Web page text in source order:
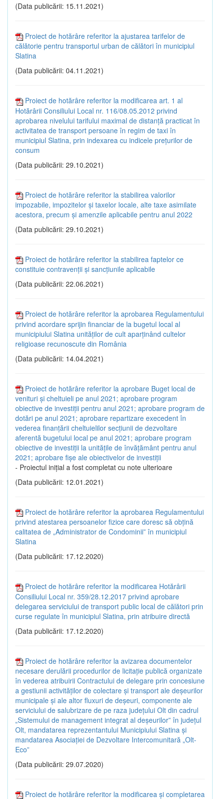
(Data publicării: 15.11.2021)
Proiect de hotărâre referitor la ajustarea tarifelor de
călătorie pentru transportul urban de călători în municipiul
Slatina
(Data publicării: 04.11.2021)
Proiect de hotărâre referitor la modificarea art. 1 al
Hotărârii Consiliului Local nr. 116/08.05.2012 privind
aprobarea nivelului tarifului maximal de distanță practicat în
activitatea de transport persoane în regim de taxi în
municipiul Slatina, prin indexarea cu indicele prețurilor de
consum
(Data publicării: 29.10.2021)
Proiect de hotărâre referitor la stabilirea valorilor
impozabile, impozitelor și taxelor locale, alte taxe asimilate
acestora, precum și amenzile aplicabile pentru anul 2022
(Data publicării: 29.10.2021)
Proiect de hotărâre referitor la stabilirea faptelor ce
constituie contravenții și sancțiunile aplicabile
(Data publicării: 22.06.2021)
Proiect de hotărâre referitor la aprobarea Regulamentului
privind acordare sprijin financiar de la bugetul local al
municipiului Slatina unităților de cult aparținând cultelor
religioase recunoscute din România
(Data publicării: 14.04.2021)
Proiect de hotărâre referitor la aprobare Buget local de
venituri și cheltuieli pe anul 2021; aprobare program
obiective de investiții pentru anul 2021; aprobare program de
dotări pe anul 2021; aprobare repartizare execedent în
vederea finanțării cheltuielilor secțiunii de dezvoltare
aferentă bugetului local pe anul 2021; aprobare program
obiective de investiții la unitățile de învățământ pentru anul
2021; aprobare fișe ale obiectivelor de investiții
- Proiectul inițial a fost completat cu note ulterioare
(Data publicării: 12.01.2021)
Proiect de hotărâre referitor la aprobarea Regulamentului
privind atestarea persoanelor fizice care doresc să obțină
calitatea de „Administrator de Condominii” în municipiul
Slatina
(Data publicării: 17.12.2020)
Proiect de hotărâre referitor la modificarea Hotărârii
Consiliului Local nr. 359/28.12.2017 privind aprobare
delegarea serviciului de transport public local de călători prin
curse regulate în municipiul Slatina, prin atribuire directă
(Data publicării: 17.12.2020)
Proiect de hotărâre referitor la avizarea documentelor
necesare derulării procedurilor de licitație publică organizate
în vederea atribuirii Contractului de delegare prin concesiune
a gestiunii activităților de colectare și transport ale deșeurilor
municipale și ale altor fluxuri de deșeuri, componente ale
serviciului de salubrizare de pe raza județului Olt din cadrul
„Sistemului de management integrat al deșeurilor” în județul
Olt, mandatarea reprezentantului Municipiului Slatina și
mandatarea Asociației de Dezvoltare Intercomunitară „Olt-
Eco”
(Data publicării: 29.07.2020)
Proiect de hotărâre referitor la modificarea și completarea